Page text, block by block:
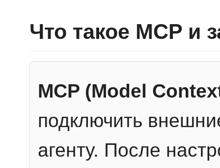
Что такое MCP и
MCP (Model
подключить
агенту. После